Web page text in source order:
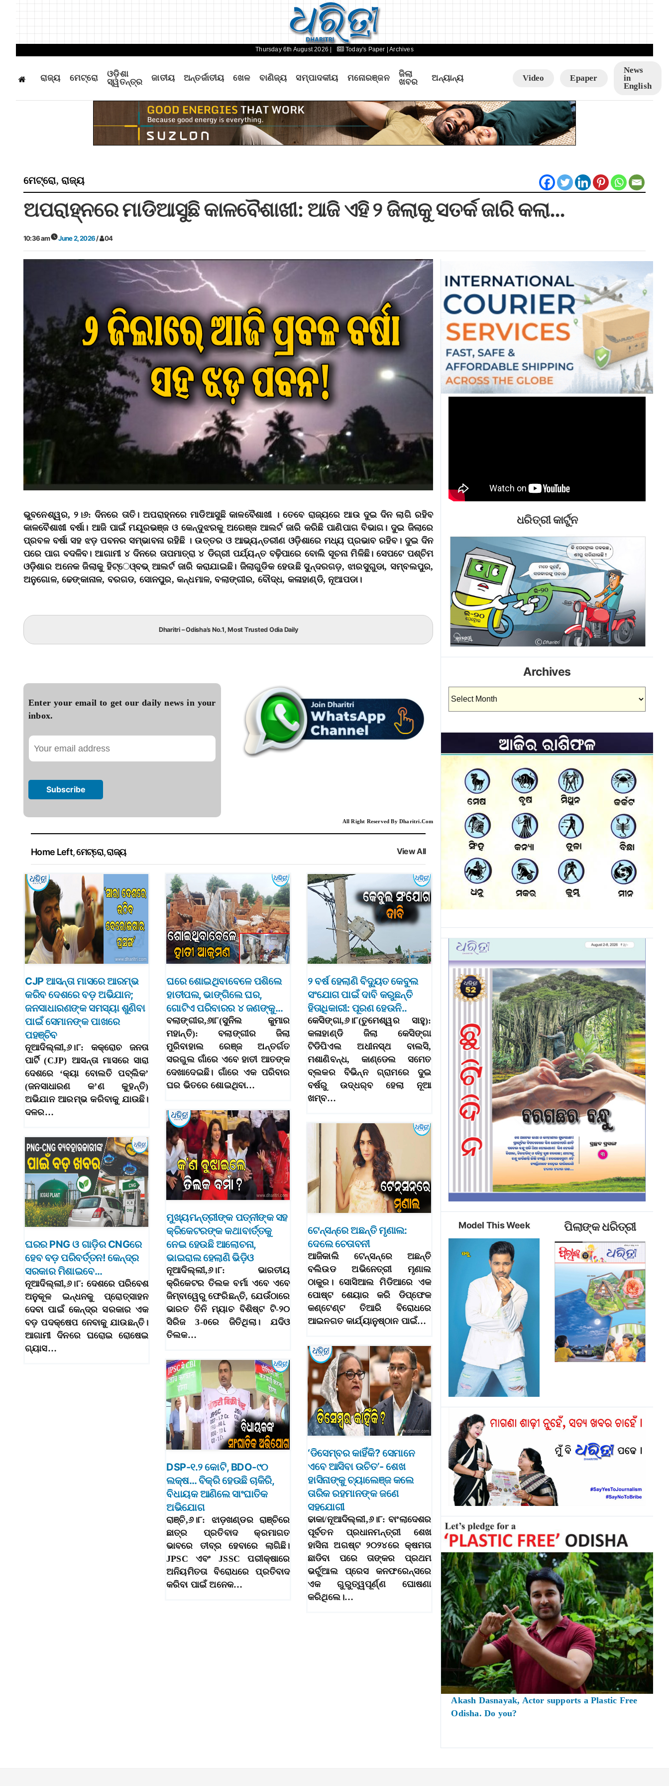
Thursday 6th August 2026 | Today's Paper | Archives
ରାଜ୍ୟ ମେଟ୍ରୋ
ଓଡ଼ିଶା
ସ୍ୱତନ୍ତ୍ର
ଜାତୀୟ ଅନ୍ତର୍ଜାତୀୟ ଖେଳ ବାଣିଜ୍ୟ ସମ୍ପାଦକୀୟ ମନୋରଞ୍ଜନ
ଜିଲା
ଖବର
ଅନ୍ୟାନ୍ୟ Video Epaper
News
in
English
ମେଟ୍ରୋ,ରାଜ୍ୟ
ଅପରାହ୍ନରେ ମାଡିଆସୁଛି କାଳବୈଶାଖୀ: ଆଜି ଏହି ୨ ଜିଲାକୁ ସତର୍କ ଜାରି କଲା…
10:36 am June 2, 2026/ 04
ଭୁବନେଶ୍ୱର, ୨।୬: ଦିନରେ ତାତି। ଅପରାହ୍ନରେ ମାଡିଆସୁଛି କାଳବୈଶାଖୀ । ତେବେ ରାଜ୍ୟରେ ଆଉ ଦୁଇ ଦିନ ଲାଗି ରହିବ
କାଳବୈଶାଖୀ ବର୍ଷା। ଆଜି ପାଇଁ ମୟୂରଭଞ୍ଜ ଓ କେନ୍ଦୁଝରକୁ ଅରେଞ୍ଜ ଆଲର୍ଟ ଜାରି କରିଛି ପାଣିପାଗ ବିଭାଗ। ଦୁଇ ଜିଲାରେ
ପ୍ରବଳ ବର୍ଷା ସହ ଝଡ଼ ପବନର ସମ୍ଭାବନା ରହିଛି । ଉତ୍ତର ଓ ଆଭ୍ୟନ୍ତରୀଣ ଓଡ଼ିଶାରେ ମଧ୍ୟ ପ୍ରଭାବ ରହିବ। ଦୁଇ ଦିନ
ପରେ ପାଗ ବଦଳିବ। ଆଗାମୀ ୪ ଦିନରେ ତାପମାତ୍ରା ୪ ଡିଗ୍ରୀ ପର୍ଯ୍ୟନ୍ତ ବଢ଼ିପାରେ ବୋଲି ସୂଚନା ମିଳିଛି। ସେପଟେ ପଶ୍ଚିମ
ଓଡ଼ିଶାର ଅନେକ ଜିଲାକୁ ହିଟ୍‌େଓ୍‌ବଭ୍‌ ଆଲର୍ଟ ଜାରି କରାଯାଇଛି। ଜିଲାଗୁଡିକ ହେଉଛି ସୁନ୍ଦରଗଡ଼, ଝାରସୁଗୁଡା, ସମ୍ବଲପୁର,
ଅନୁଗୋଳ, ଢେଙ୍କାନାଳ, ବରଗଡ, ସୋନପୁର, କନ୍ଧମାଳ, ବଲାଙ୍ଗୀର, ବୌଦ୍ଧ, କଳାହାଣ୍ଡି, ନୂଆପଡା।
Dharitri – Odisha’s No.1, Most Trusted Odia Daily
Enter your email to get our daily news in your
inbox.
All Right Reserved By Dharitri.Com
Home Left,ମେଟ୍ରୋ,ରାଜ୍ୟ View All
CJP ଆସନ୍ତା ମାସରେ ଆରମ୍ଭ
କରିବ ଦେଶରେ ବଡ଼ ଅଭିଯାନ;
ଜନସାଧାରଣଙ୍କ ସମସ୍ୟା ଶୁଣିବା
ପାଇଁ ସେମାନଙ୍କ ପାଖରେ
ପହଞ୍ଚିବ
ନୂଆଦିଲ୍ଲୀ,୬।୮: କକ୍ରୋଚ ଜନତା
ପାର୍ଟି (CJP) ଆସନ୍ତା ମାସରେ ସାରା
ଦେଶରେ ‘କ୍ୟା ବୋଲତି ପବ୍ଲିକ’
(ଜନସାଧାରଣ କ’ଣ କୁହନ୍ତି)
ଅଭିଯାନ ଆରମ୍ଭ କରିବାକୁ ଯାଉଛି।
ଦଳର…
ଘରେ ଶୋଇଥିବାବେଳେ ପଶିଲେ
ହାତୀପଲ, ଭାଙ୍ଗିଲେ ଘର,
ଗୋଟିଏ ପରିବାରର ୪ ଜଣଙ୍କୁ…
ବଲାଙ୍ଗୀର,୬ା୮(ସୁନିଲ କୁମାର
ମହାନ୍ତି): ବଲାଙ୍ଗୀର ଜିଲା
ମୁରିବାହାଲ ରେଞ୍ଜ ଅନ୍ତର୍ଗତ
ସରଗୁଲ ଗାଁରେ ଏବେ ହାତୀ ଆତଙ୍କ
ଦେଖାଦେଇଛି। ଗାଁରେ ଏକ ପରିବାର
ଘର ଭିତରେ ଶୋଇଥିବା…
୨ ବର୍ଷ ହେଲାଣି ବିଦ୍ୟୁତ କେବୁଲ
ସଂଯୋଗ ପାଇଁ ଦାବି କରୁଛନ୍ତି
ହିତାଧିକାରୀ: ପୂରଣ ହେଉନି..
କେସିଙ୍ଗା,୬।୮(ତୁମେଶ୍ୱର ସାହୁ):
କଳାହାଣ୍ଡି ଜିଲା କେସିଙ୍ଗା
ଟିଡିପିଏଲ ଅଧୀନସ୍ଥ ବାଲସି,
ମଶାଣିବନ୍ଧ, କାଣ୍ଡେଲ ସମେତ
ବ୍ଲକର ବିଭିନ୍ନ ଗ୍ରାମରେ ଦୁଇ
ବର୍ଷରୁ ଉଦ୍ଧର୍‌ବ ହେଲା ନୂଆ
ଖମ୍ବ…
ମୁଖ୍ୟମନ୍ତ୍ରୀଙ୍କ ପତ୍ନୀଙ୍କ ସହ
କ୍ରିକେଟରଙ୍କ କଥାବାର୍ତ୍ତକୁ
ନେଇ ହେଉଛି ଆଲୋଚନା,
ଭାଇରାଲ ହେଲାଣି ଭିଡ଼ିଓ
ନୂଆଦିଲ୍ଲୀ,୬।୮: ଭାରତୀୟ
କ୍ରିକେଟର ତିଲକ ବର୍ମା ଏବେ ଏବେ
ଜିମ୍ବାୱେରୁ ଫେରିଛନ୍ତି, ଯେଉଁଠାରେ
ଭାରତ ତିନି ମ୍ୟାଚ ବିଶିଷ୍ଟ ଟି-୨୦
ସିରିଜ 3-0ରେ ଜିତିଥିଲା। ଯଦିଓ
ତିଲକ…
ଟେନ୍‌ସନ୍‌ରେ ଅଛନ୍ତି ମୃଣାଲ:
ଦେଲେ ଚେତାବନୀ
ଆଜିକାଲି ଟେନ୍‌ସନ୍‌ରେ ଅଛନ୍ତି
ବଲିଉଡ ଅଭିନେତ୍ରୀ ମୃଣାଲ
ଠାକୁର। ସୋସିଆଲ ମିଡିଆରେ ଏକ
ପୋଷ୍ଟ ଶେୟାର କରି ଡିପ୍‌ଫେକ
କଣ୍ଟେଣ୍ଟ ତିଆରି ବିରୋଧରେ
ଆଇନଗତ କାର୍ଯ୍ୟାନୁଷ୍ଠାନ ପାଇଁ…
ଘରର PNG ଓ ଗାଡ଼ିର CNGରେ
ହେବ ବଡ଼ ପରିବର୍ତ୍ତନ! କେନ୍ଦ୍ର
ସରକାର ମିଶାଇବେ…
ନୂଆଦିଲ୍ଲୀ,୬।୮: ଦେଶରେ ପରିବେଶ
ଅନୁକୂଳ ଇନ୍ଧନକୁ ପ୍ରୋତ୍ସାହନ
ଦେବା ପାଇଁ କେନ୍ଦ୍ର ସରକାର ଏକ
ବଡ଼ ପଦକ୍ଷେପ ନେବାକୁ ଯାଉଛନ୍ତି।
ଆଗାମୀ ଦିନରେ ଘରୋଇ ରୋଷେଇ
ଗ୍ୟାସ…
‘ଡିସେମ୍ବର କାହିଁକି? ସେମାନେ
ଏବେ ଆସିବା ଉଚିତ’- ଶେଖ
ହାସିନାଙ୍କୁ ଚ୍ୟାଲେଞ୍ଜ କଲେ
ତାରିକ ରହମାନଙ୍କ ଜଣେ
ସହଯୋଗୀ
ଢାକା/ନୂଆଦିଲ୍ଲୀ,୬।୮: ବାଂଲାଦେଶର
ପୂର୍ବତନ ପ୍ରଧାନମନ୍ତ୍ରୀ ଶେଖ
ହାସିନା ଅଗଷ୍ଟ ୨୦୨୪ରେ କ୍ଷମତା
ଛାଡିବା ପରେ ତାଙ୍କର ପ୍ରଥମ
ଭର୍ଚୁଆଲ ପ୍ରେସ କନଫରେନ୍ସରେ
ଏକ ଗୁରୁତ୍ୱପୂର୍ଣ୍ଣ ଘୋଷଣା
କରିଥିଲେ।…
DSP-୧.୨ କୋଟି, BDO-୯୦
ଲକ୍ଷ… ବିକ୍ରି ହେଉଛି ଚାକିରି,
ବିଧାୟକ ଆଣିଲେ ସାଂଘାତିକ
ଅଭିଯୋଗ
ରାଞ୍ଚି,୬।୮: ଝାଡ଼ଖଣ୍ଡର ରାଞ୍ଚିରେ
ଛାତ୍ର ପ୍ରତିବାଦ କ୍ରମାଗତ
ଭାବରେ ତୀବ୍ର ହେବାରେ ଲାଗିଛି।
JPSC ଏବଂ JSSC ପରୀକ୍ଷାରେ
ଅନିୟମିତତା ବିରୋଧରେ ପ୍ରତିବାଦ
କରିବା ପାଇଁ ଅନେକ…
ଧରିତ୍ରୀ କାର୍ଟୁନ
Archives
Archives
Model This Week ପିଲାଙ୍କ ଧରିତ୍ରୀ
Akash Dasnayak, Actor supports a Plastic Free
Odisha. Do you?